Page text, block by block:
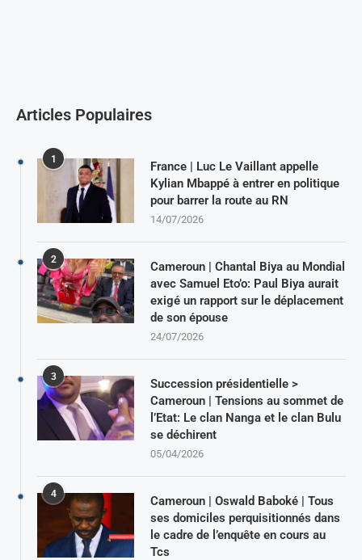
Articles Populaires
1
France | Luc Le Vaillant appelle
Kylian Mbappé à entrer en politique
pour barrer la route au RN
14/07/2026
2
Cameroun | Chantal Biya au Mondial
avec Samuel Eto’o: Paul Biya aurait
exigé un rapport sur le déplacement
de son épouse
24/07/2026
3
Succession présidentielle >
Cameroun | Tensions au sommet de
l’Etat: Le clan Nanga et le clan Bulu
se déchirent
05/04/2026
4
Cameroun | Oswald Baboké | Tous
ses domiciles perquisitionnés dans
le cadre de l’enquête en cours au
Tcs